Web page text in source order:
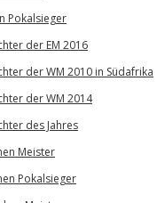
Pokalsieger
der EM 2016
der WM 2010 in Südafrika
der WM 2014
des Jahres
Meister
Pokalsieger